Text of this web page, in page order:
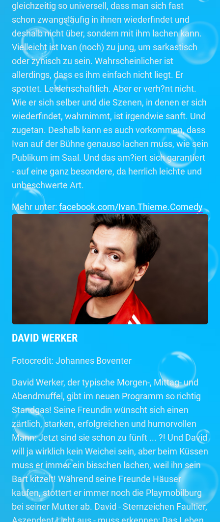
gleichzeitig so universell, dass man sich fast
schon zwangsläufig in ihnen wiederfindet und
deshalb nicht über, sondern mit ihm lachen kann.
Vielleicht ist Ivan (noch) zu jung, um sarkastisch
oder zynisch zu sein. Wahrscheinlicher ist
allerdings, dass es ihm einfach nicht liegt. Er
spottet. Leidenschaftlich. Aber er verh?nt nicht.
Wie er sich selber und die Szenen, in denen er sich
wiederfindet, wahrnimmt, ist irgendwie sanft. Und
zugetan. Deshalb kann es auch vorkommen, dass
Ivan auf der Bühne genauso lachen muss, wie sein
Publikum im Saal. Und das am?iert sich garantiert
- auf eine ganz besondere, da herrlich leichte und
unbeschwerte Art.
Mehr unter: facebook.com/Ivan.Thieme.Comedy
DAVID WERKER
Fotocredit: Johannes Boventer
David Werker, der typische Morgen-, Mittag- und
Abendmuffel, gibt im neuen Programm so richtig
Standgas! Seine Freundin wünscht sich einen
zärtlich, starken, erfolgreichen und humorvollen
Mann: Jetzt sind sie schon zu fünft ... ?! Und David
will ja wirklich kein Weichei sein, aber beim Küssen
muss er immer ein bisschen lachen, weil ihn sein
Bart kitzelt! Während seine Freunde Häuser
kaufen, stottert er immer noch die Playmobilburg
bei seiner Mutter ab. David - Sternzeichen Faultier,